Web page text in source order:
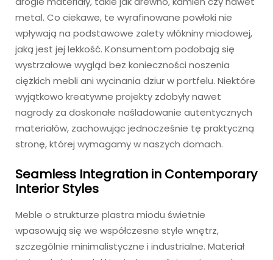
metal. Co ciekawe, te wyrafinowane powłoki nie
wpływają na podstawowe zalety włókniny miodowej,
jaką jest jej lekkość. Konsumentom podobają się
wystrzałowe wygląd bez konieczności noszenia
ciężkich mebli ani wycinania dziur w portfelu. Niektóre
wyjątkowo kreatywne projekty zdobyły nawet
nagrody za doskonałe naśladowanie autentycznych
materiałów, zachowując jednocześnie tę praktyczną
stronę, której wymagamy w naszych domach.
Seamless Integration in Contemporary
Interior Styles
Meble o strukturze plastra miodu świetnie
wpasowują się we współczesne style wnętrz,
szczególnie minimalistyczne i industrialne. Materiał